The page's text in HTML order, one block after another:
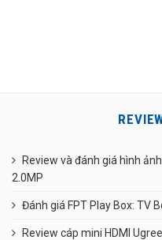
Review và đánh giá hình
2.0MP
Đánh giá FPT Play Box: TV
Review cáp mini HDMI